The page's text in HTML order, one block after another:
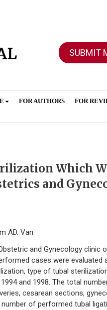
SUBMIT
FOR AUTHORS FOR
Which
and
AD. Van
and Gynecology clinic
cases were evaluated
type of tubal
and 1998. The total
cesarean sections,
of performed tubal